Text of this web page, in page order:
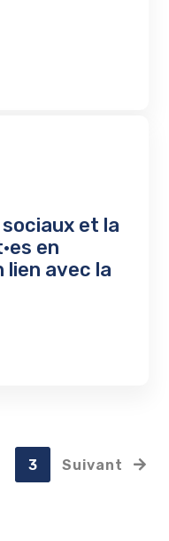
et la
en
lien avec la
3 Suivant